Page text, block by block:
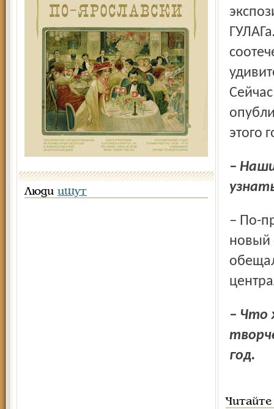
Люди ищут
этого
– Нашим читателям, вашим поклонникам интересно
– По-прежнему веду свои дневнички. Осенью выйдет мой
новый
– Что ж, ярославцы будут ждать обещанной
год.